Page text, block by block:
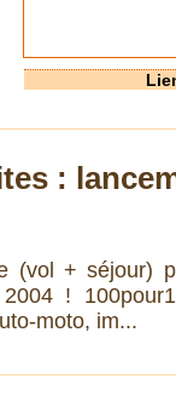
:
(vol + séjour)
!
moto, im...